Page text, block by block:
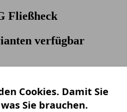
Fließheck
verfügbar
Cookies. Damit Sie
Sie brauchen.